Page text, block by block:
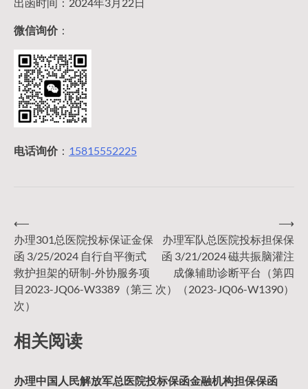
微信询价：
电话询价： 15815552225
文
章
导
航
⟵
办理301总医院投标保证金保
函 3/25/2024 自行自平衡式
救护担架的研制-外协服务项
目2023-JQ06-W3389（第三
次）
办理军队总医院投标担保保
函 3/21/2024 磁共振脑灌注
成像辅助诊断平台（第四
次）（2023-JQ06-W1390）
⟶
相关阅读
办理中国人民解放军总医院投标保函金融机构担保保函